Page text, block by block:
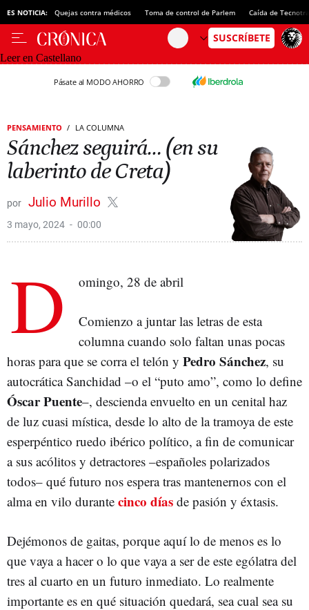
ES NOTICIA: Quejas contra médicos Toma de control de Parlem Caída de
Leer en Castellano
Pásate al MODO AHORRO
PENSAMIENTO LA COLUMNA
Sánchez seguirá… (en su
laberinto de Creta)
Julio Murillo
3 mayo, 2024 00:00
D omingo, 28 de abril
Comienzo a juntar las letras de esta
columna cuando solo faltan unas pocas
horas para que se corra el telón y Pedro Sánchez, su
autocrática Sanchidad –o el “puto amo”, como lo define
Óscar Puente–, descienda envuelto en un cenital haz
de luz cuasi mística, desde lo alto de la tramoya de este
esperpéntico ruedo ibérico político, a fin de comunicar
a sus acólitos y detractores –españoles polarizados
todos– qué futuro nos espera tras mantenernos con el
alma en vilo durante cinco días de pasión y éxtasis.
Dejémonos de gaitas, porque aquí lo de menos es lo
que vaya a hacer o lo que vaya a ser de este ególatra del
tres al cuarto en un futuro inmediato. Lo realmente
importante es en qué situación quedará, sea cual sea su